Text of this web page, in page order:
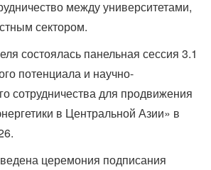
между университетами,
сектором.
состоялась панельная сессия 3.1
потенциала и научно-
сотрудничества для продвижения
в Центральной Азии» в
церемония подписания